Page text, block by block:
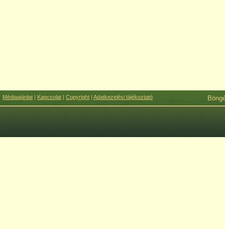
Médiaajánlat | Kapcsolat | Copyright | Adatkezelési tájékoztató